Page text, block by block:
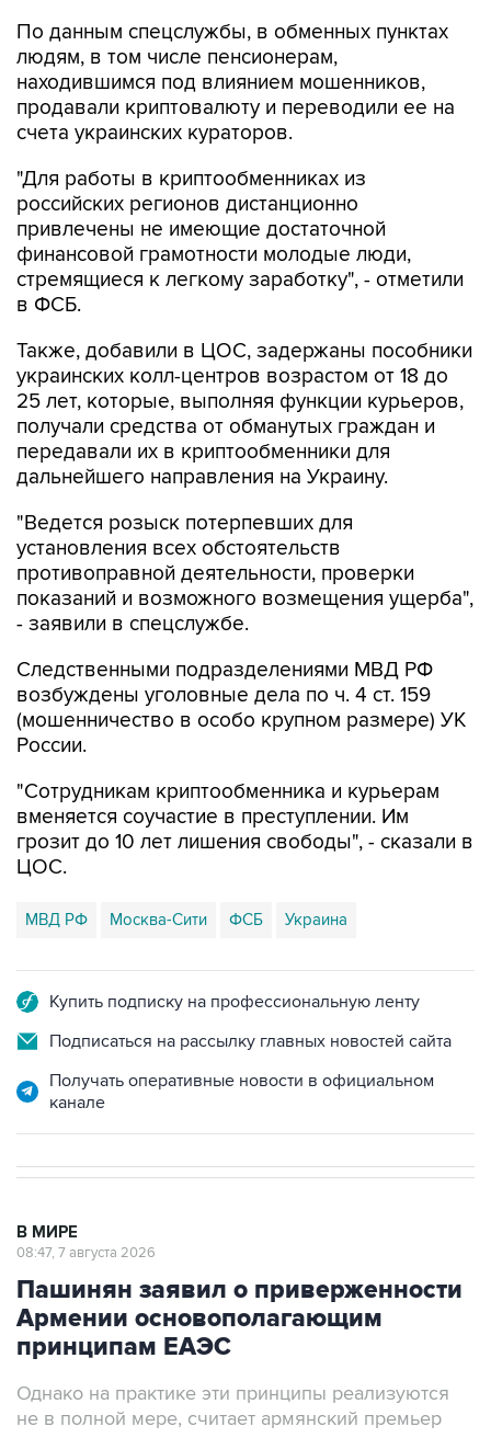
По данным спецслужбы, в обменных пунктах
людям, в том числе пенсионерам,
находившимся под влиянием мошенников,
продавали криптовалюту и переводили ее на
счета украинских кураторов.
"Для работы в криптообменниках из
российских регионов дистанционно
привлечены не имеющие достаточной
финансовой грамотности молодые люди,
стремящиеся к легкому заработку", - отметили
в ФСБ.
Также, добавили в ЦОС, задержаны пособники
украинских колл-центров возрастом от 18 до
25 лет, которые, выполняя функции курьеров,
получали средства от обманутых граждан и
передавали их в криптообменники для
дальнейшего направления на Украину.
"Ведется розыск потерпевших для
установления всех обстоятельств
противоправной деятельности, проверки
показаний и возможного возмещения ущерба",
- заявили в спецслужбе.
Следственными подразделениями МВД РФ
возбуждены уголовные дела по ч. 4 ст. 159
(мошенничество в особо крупном размере) УК
России.
"Сотрудникам криптообменника и курьерам
вменяется соучастие в преступлении. Им
грозит до 10 лет лишения свободы", - сказали в
ЦОС.
МВД РФ Москва-Сити ФСБ Украина
Купить подписку на профессиональную ленту
Подписаться на рассылку главных новостей сайта
Получать оперативные новости в официальном
канале
В МИРЕ
08:47, 7 августа 2026
Пашинян заявил о приверженности
Армении основополагающим
принципам ЕАЭС
Однако на практике эти принципы реализуются
не в полной мере, считает армянский премьер